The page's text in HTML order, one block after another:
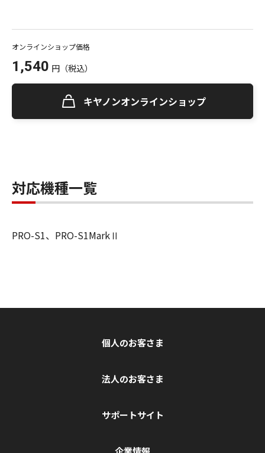
オンラインショップ価格
1,540 円 （税込）
キヤノンオンラインショップ
対応機種一覧
PRO-S1、PRO-S1MarkⅡ
個人のお客さま
法人のお客さま
サポートサイト